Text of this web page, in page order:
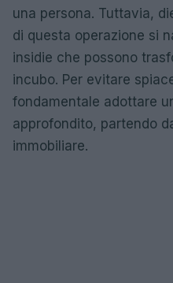
una persona. Tuttavia,
di questa operazione si
insidie che possono
incubo. Per evitare
fondamentale adottare
approfondito, partendo
immobiliare.